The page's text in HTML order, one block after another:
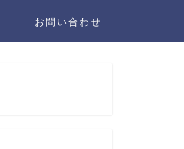
お問い合わせ